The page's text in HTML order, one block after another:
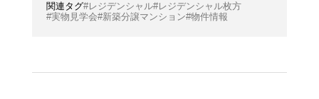
レジデンシャル レジデンシャル枚方
実物見学会 新築分譲マンション 物件情報